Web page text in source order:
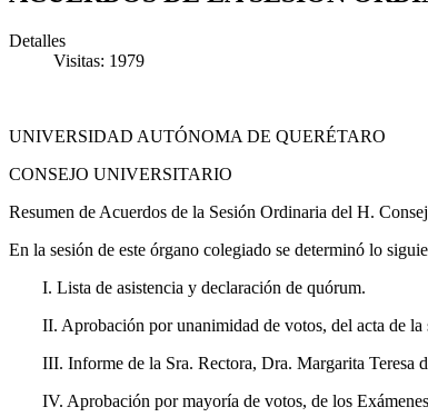
Detalles
Visitas: 1979
UNIVERSIDAD AUTÓNOMA DE QUERÉTARO
CONSEJO UNIVERSITARIO
Resumen de Acuerdos de la Sesión Ordinaria del H.
En la sesión de este órgano colegiado se determinó lo
I. Lista de asistencia y declaración de quórum.
II. Aprobación por unanimidad de votos, del acta de
III. Informe de la Sra. Rectora, Dra. Margarita Teresa
IV. Aprobación por mayoría de votos, de los